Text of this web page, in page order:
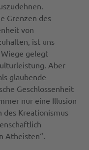
Grenzen des
von
ist uns
gelegt
Aber
glaubende
Geschlossenheit
nur eine Illusion
des Kreationismus
Atheisten“.